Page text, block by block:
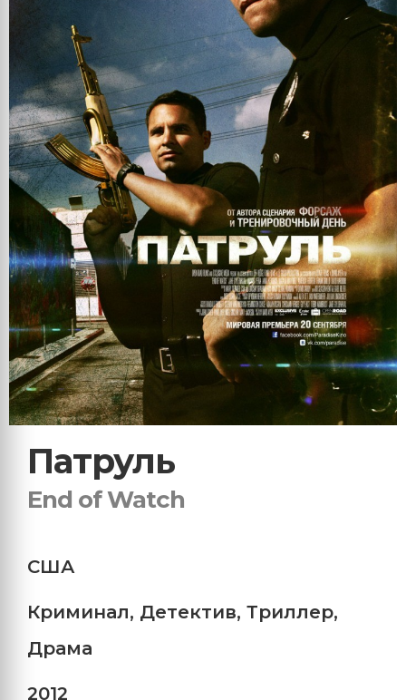
Патруль
End of Watch
США
Криминал, Детектив, Триллер,
Драма
2012